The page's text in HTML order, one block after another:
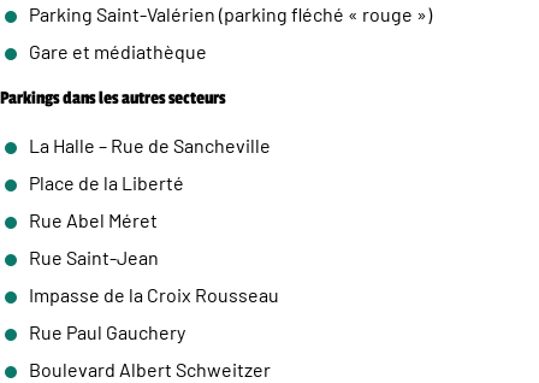
Parking Saint-Valérien (parking fléché « rouge »)
Gare et médiathèque
Parkings dans les autres secteurs
La Halle – Rue de Sancheville
Place de la Liberté
Rue Abel Méret
Rue Saint-Jean
Impasse de la Croix Rousseau
Rue Paul Gauchery
Boulevard Albert Schweitzer